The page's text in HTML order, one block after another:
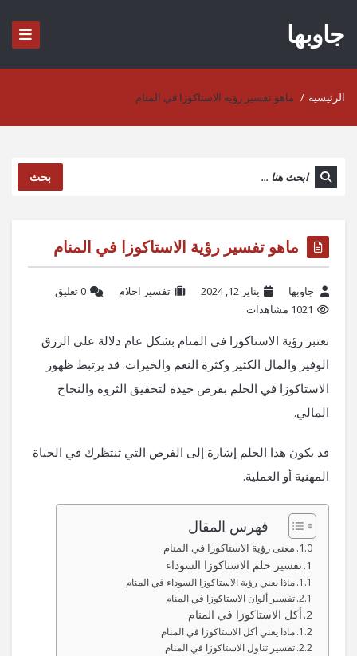
جاوبها
الرئيسية / ماهو تفسير رؤية الاستاكوزا في المنام
بحث
ماهو تفسير رؤية الاستاكوزا في المنام
جاوبها يناير 12, 2024 تفسير احلام
‫0 تعليق
1021 مشاهدات
تعتبر رؤية الاستاكوزا في المنام بشكل عام دلالة على الرزق
الوفير والمال الكثير وكثرة النعم والخيرات. قد يرتبط ظهور
الاستاكوزا في الحلم بفرص جيدة لتحقيق الثروة والنجاح
المالي.
قد يكون هذا الحلم إشارة إلى الفرص التي تنتظرك في الحياة
المهنية أو العملية.
فهرس المقال
معنى رؤية الاستاكوزا في المنام
تفسير حلم الاستاكوزا السوداء
ماذا يعني رؤية الاستاكوزا السوداء في المنام
تفسير ألوان الاستاكوزا في المنام
أكل الاستاكوزا في المنام
ماذا يعني أكل الاستاكوزا في المنام
تفسير تناول الاستاكوزا في المنام